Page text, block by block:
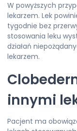
W powyższych
lekarzem. Lek
tygodnie bez
stosowania leku
działań
lekarzem.
innymi
Pacjent ma